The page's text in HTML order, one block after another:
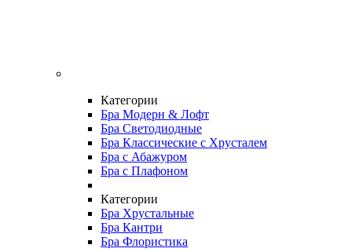
Категории
Бра Модерн & Лофт
Бра Светодиодные
Бра Классические с Хрусталем
Бра с Абажуром
Бра с Плафоном
Категории
Бра Хрустальные
Бра Кантри
Бра Флористика